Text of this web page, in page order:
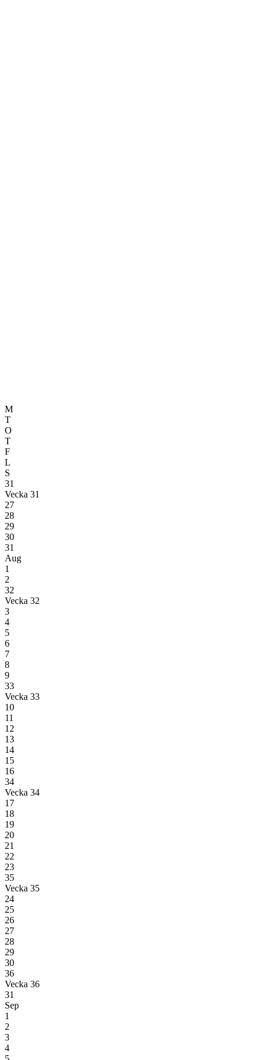
M
T
O
T
F
L
S
31
Vecka 31
27
28
29
30
31
Aug
1
2
32
Vecka 32
3
4
5
6
7
8
9
33
Vecka 33
10
11
12
13
14
15
16
34
Vecka 34
17
18
19
20
21
22
23
35
Vecka 35
24
25
26
27
28
29
30
36
Vecka 36
31
Sep
1
2
3
4